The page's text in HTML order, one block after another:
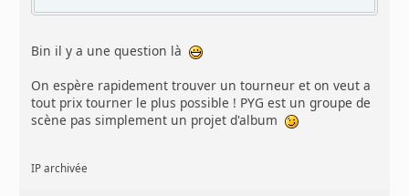
Bin il y a une question là
On espère rapidement trouver un tourneur et on veut a
tout prix tourner le plus possible ! PYG est un groupe de
scène pas simplement un projet d'album
IP archivée